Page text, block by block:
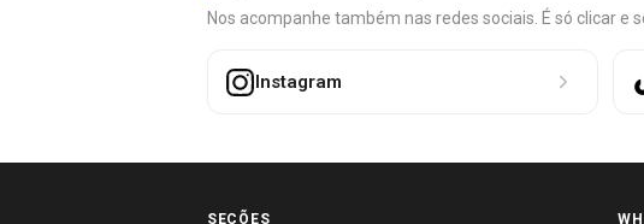
Nos acompanhe também nas redes sociais. É só clicar e
Instagram
SEÇÕES